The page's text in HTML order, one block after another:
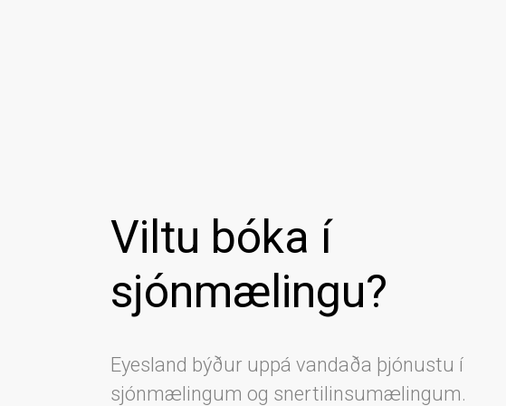
Viltu bóka í
sjónmælingu?
Eyesland býður uppá vandaða þjónustu í
sjónmælingum og snertilinsumælingum.